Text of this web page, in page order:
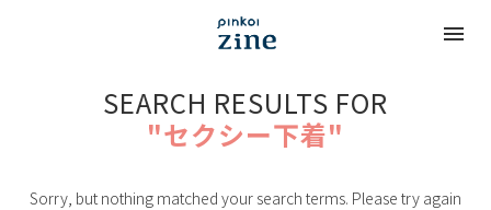
SEARCH RESULTS FOR
"セクシー下着"
Sorry, but nothing matched your search terms. Please try again